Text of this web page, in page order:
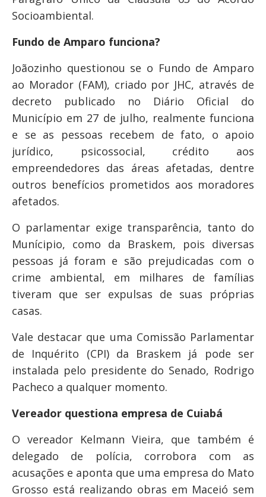
Socioambiental.
Fundo de Amparo funciona?
Joãozinho questionou se o Fundo de Amparo
ao Morador (FAM), criado por JHC, através de
decreto publicado no Diário Oficial do
Município em 27 de julho, realmente funciona
e se as pessoas recebem de fato, o apoio
jurídico, psicossocial, crédito aos
empreendedores das áreas afetadas, dentre
outros benefícios prometidos aos moradores
afetados.
O parlamentar exige transparência, tanto do
Munícipio, como da Braskem, pois diversas
pessoas já foram e são prejudicadas com o
crime ambiental, em milhares de famílias
tiveram que ser expulsas de suas próprias
casas.
Vale destacar que uma Comissão Parlamentar
de Inquérito (CPI) da Braskem já pode ser
instalada pelo presidente do Senado, Rodrigo
Pacheco a qualquer momento.
Vereador questiona empresa de Cuiabá
O vereador Kelmann Vieira, que também é
delegado de polícia, corrobora com as
acusações e aponta que uma empresa do Mato
Grosso está realizando obras em Maceió sem